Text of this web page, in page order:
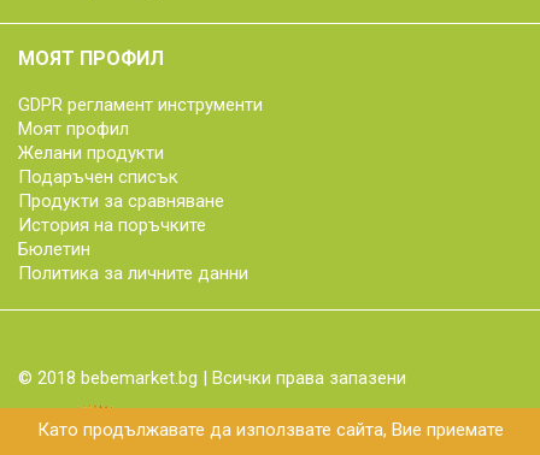
Като продължавате да използвате сайта, Вие приемате
МОЯТ ПРОФИЛ
GDPR регламент инструменти
Моят профил
Желани продукти
Подаръчен списък
Продукти за сравняване
История на поръчките
Бюлетин
Политика за личните данни
© 2018 bebemarket.bg | Всички права запазени